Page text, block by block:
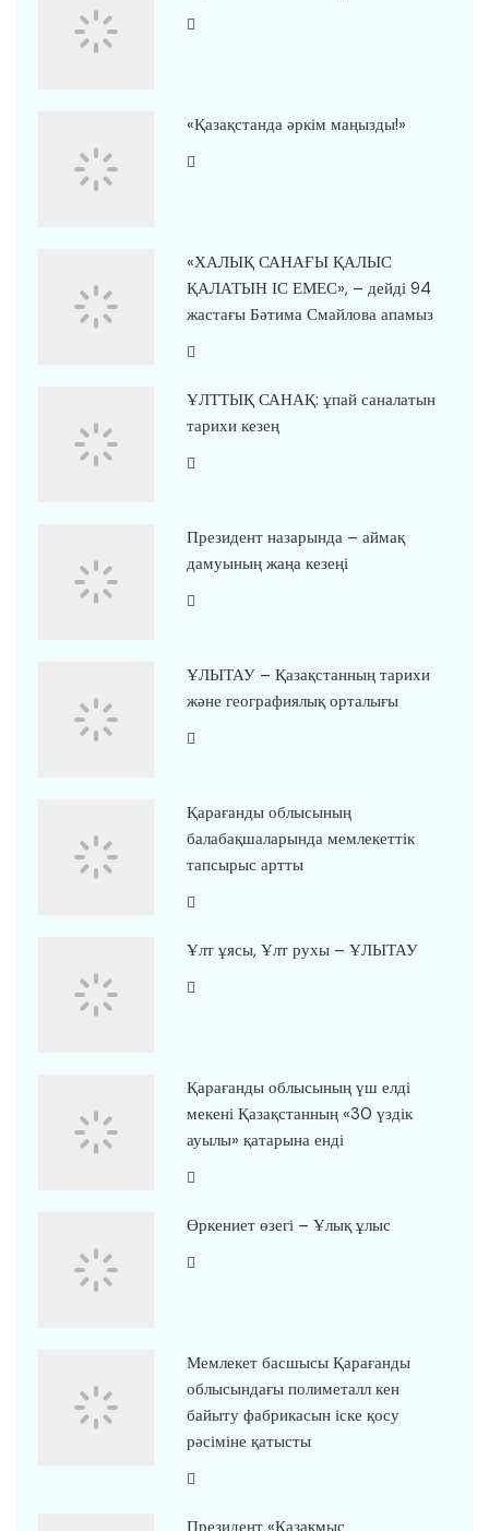
«Қазақстанда әркім маңызды!»
«ХАЛЫҚ САНАҒЫ ҚАЛЫС
ҚАЛАТЫН ІС ЕМЕС», – дейді 94
жастағы Бәтима Смайлова апамыз
ҰЛТТЫҚ САНАҚ: ұпай саналатын
тарихи кезең
Президент назарында – аймақ
дамуының жаңа кезеңі
ҰЛЫТАУ – Қазақстанның тарихи
және географиялық орталығы
Қарағанды облысының
балабақшаларында мемлекеттік
тапсырыс артты
Ұлт ұясы, Ұлт рухы – ҰЛЫТАУ
Қарағанды облысының үш елді
мекені Қазақстанның «30 үздік
ауылы» қатарына енді
Өркениет өзегі – Ұлық ұлыс
Мемлекет басшысы Қарағанды
облысындағы полиметалл кен
байыту фабрикасын іске қосу
рәсіміне қатысты